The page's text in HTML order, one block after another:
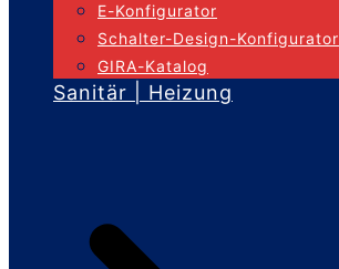
E-Konfigurator
Schalter-Design-Konfigurator
GIRA-Katalog
Sanitär | Heizung